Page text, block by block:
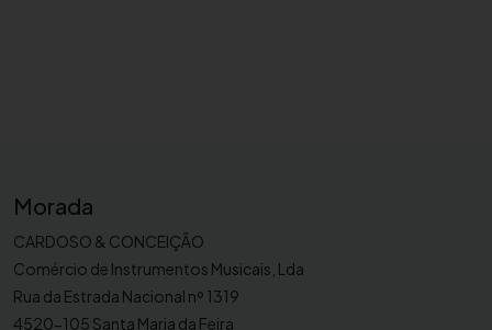
Morada
CARDOSO & CONCEIÇÃO
Comércio de Instrumentos Musicais, Lda
Rua da Estrada Nacional nº 1319
4520-105 Santa Maria da Feira